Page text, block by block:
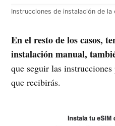
Instrucciones de instalación de la
En el resto de los casos,
instalación manual,
que seguir las
que recibirás.